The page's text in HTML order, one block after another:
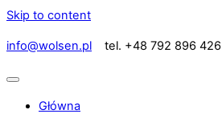
Skip to content
info@wolsen.pl tel. +48 792 896 426
Główna